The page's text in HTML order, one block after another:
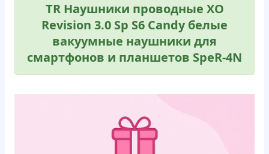
TR Наушники проводные XO
Revision 3.0 Sp S6 Candy белые
вакуумные наушники для
смартфонов и планшетов SpeR-4N